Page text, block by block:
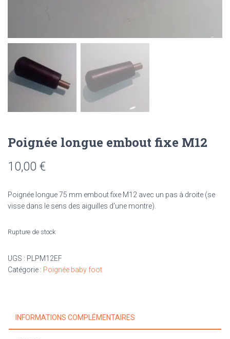
Poignée longue embout fixe M12
10,00 €
Poignée longue 75 mm embout fixe M12 avec un pas à droite (se
visse dans le sens des aiguilles d’une montre).
Rupture de stock
UGS : PLPM12EF
Catégorie : Poignée baby foot
INFORMATIONS COMPLÉMENTAIRES